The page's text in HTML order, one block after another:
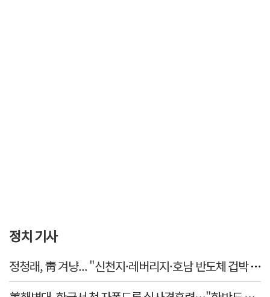
정치 기사
정청래, 靑 겨냥... "신천지·레버리지·호남 반도체 겁박